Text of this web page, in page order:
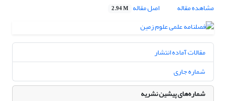
مشاهده مقاله
اصل مقاله 2.94 M
مقالات آماده انتشار
شماره جاری
شماره‌های پیشین نشریه